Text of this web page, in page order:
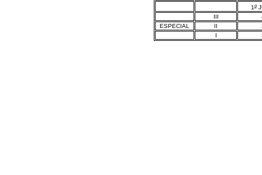
1o
III
ESPECIAL
II
I